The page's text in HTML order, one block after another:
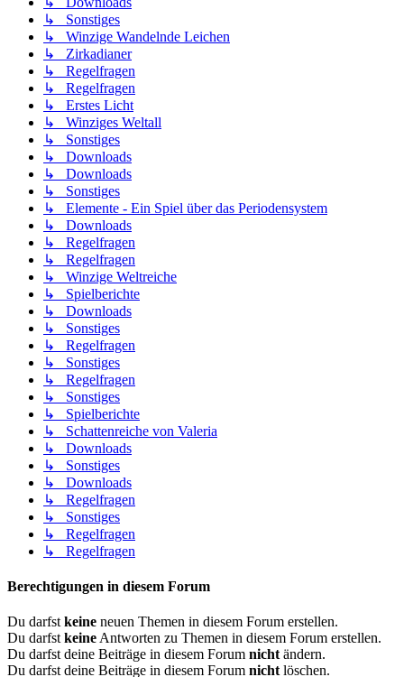
↳ Sonstiges
↳ Winzige Wandelnde Leichen
↳ Zirkadianer
↳ Regelfragen
↳ Regelfragen
↳ Erstes Licht
↳ Winziges Weltall
↳ Sonstiges
↳ Downloads
↳ Downloads
↳ Sonstiges
↳ Elemente - Ein Spiel über das Periodensystem
↳ Downloads
↳ Regelfragen
↳ Regelfragen
↳ Winzige Weltreiche
↳ Spielberichte
↳ Downloads
↳ Sonstiges
↳ Regelfragen
↳ Sonstiges
↳ Regelfragen
↳ Sonstiges
↳ Spielberichte
↳ Schattenreiche von Valeria
↳ Downloads
↳ Sonstiges
↳ Downloads
↳ Regelfragen
↳ Sonstiges
↳ Regelfragen
↳ Regelfragen
Berechtigungen in diesem Forum
Du darfstkeine neuen Themen in diesem Forum erstellen.
Du darfstkeineAntworten zu Themen in diesem Forum erstellen.
Du darfst deine Beiträge in diesem Forum nichtändern.
Du darfst deine Beiträge in diesem Forum nichtlöschen.